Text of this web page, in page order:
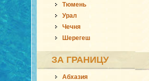
Тюмень
Урал
Чечня
Шерегеш
ЗА ГРАНИЦУ
Абхазия